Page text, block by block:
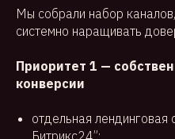
Мы собрали набор
системно наращивать
Приоритет 1 —
конверсии
отдельная лендинговая
Битрикс24”;